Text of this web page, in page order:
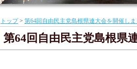
トップ> 第64回自由民主党島根県連大会を開催しま
第64回自由民主党島根県